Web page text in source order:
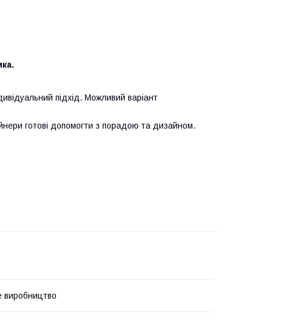
підхід. Можливий варіант
готові допомогти з порадою та дизайном.
виробництво